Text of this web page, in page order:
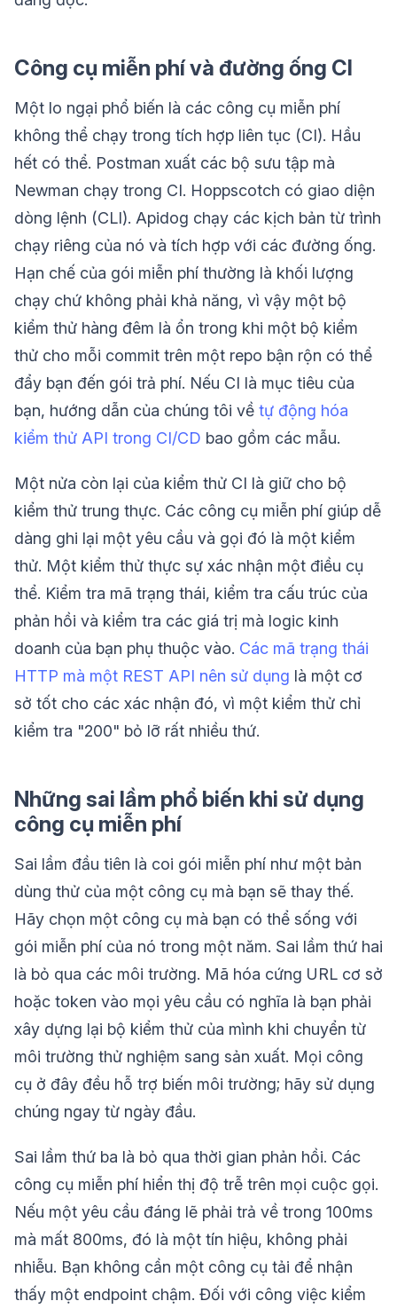
Công cụ miễn phí và đường ống CI
Một lo ngại phổ biến là các công cụ miễn phí
không thể chạy trong tích hợp liên tục (CI). Hầu
hết có thể. Postman xuất các bộ sưu tập mà
Newman chạy trong CI. Hoppscotch có giao diện
dòng lệnh (CLI). Apidog chạy các kịch bản từ trình
chạy riêng của nó và tích hợp với các đường ống.
Hạn chế của gói miễn phí thường là khối lượng
chạy chứ không phải khả năng, vì vậy một bộ
kiểm thử hàng đêm là ổn trong khi một bộ kiểm
thử cho mỗi commit trên một repo bận rộn có thể
đẩy bạn đến gói trả phí. Nếu CI là mục tiêu của
bạn, hướng dẫn của chúng tôi về tự động hóa
kiểm thử API trong CI/CD bao gồm các mẫu.
Một nửa còn lại của kiểm thử CI là giữ cho bộ
kiểm thử trung thực. Các công cụ miễn phí giúp dễ
dàng ghi lại một yêu cầu và gọi đó là một kiểm
thử. Một kiểm thử thực sự xác nhận một điều cụ
thể. Kiểm tra mã trạng thái, kiểm tra cấu trúc của
phản hồi và kiểm tra các giá trị mà logic kinh
doanh của bạn phụ thuộc vào. Các mã trạng thái
HTTP mà một REST API nên sử dụng là một cơ
sở tốt cho các xác nhận đó, vì một kiểm thử chỉ
kiểm tra "200" bỏ lỡ rất nhiều thứ.
Những sai lầm phổ biến khi sử dụng
công cụ miễn phí
Sai lầm đầu tiên là coi gói miễn phí như một bản
dùng thử của một công cụ mà bạn sẽ thay thế.
Hãy chọn một công cụ mà bạn có thể sống với
gói miễn phí của nó trong một năm. Sai lầm thứ hai
là bỏ qua các môi trường. Mã hóa cứng URL cơ sở
hoặc token vào mọi yêu cầu có nghĩa là bạn phải
xây dựng lại bộ kiểm thử của mình khi chuyển từ
môi trường thử nghiệm sang sản xuất. Mọi công
cụ ở đây đều hỗ trợ biến môi trường; hãy sử dụng
chúng ngay từ ngày đầu.
Sai lầm thứ ba là bỏ qua thời gian phản hồi. Các
công cụ miễn phí hiển thị độ trễ trên mọi cuộc gọi.
Nếu một yêu cầu đáng lẽ phải trả về trong 100ms
mà mất 800ms, đó là một tín hiệu, không phải
nhiễu. Bạn không cần một công cụ tải để nhận
thấy một endpoint chậm. Đối với công việc kiểm